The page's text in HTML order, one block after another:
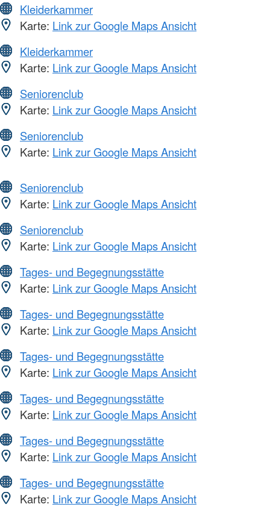
Kleiderkammer
Karte: Link zur Google Maps Ansicht
Kleiderkammer
Karte: Link zur Google Maps Ansicht
Seniorenclub
Karte: Link zur Google Maps Ansicht
Seniorenclub
Karte: Link zur Google Maps Ansicht
Seniorenclub
Karte: Link zur Google Maps Ansicht
Seniorenclub
Karte: Link zur Google Maps Ansicht
Tages- und Begegnungsstätte
Karte: Link zur Google Maps Ansicht
Tages- und Begegnungsstätte
Karte: Link zur Google Maps Ansicht
Tages- und Begegnungsstätte
Karte: Link zur Google Maps Ansicht
Tages- und Begegnungsstätte
Karte: Link zur Google Maps Ansicht
Tages- und Begegnungsstätte
Karte: Link zur Google Maps Ansicht
Tages- und Begegnungsstätte
Karte: Link zur Google Maps Ansicht